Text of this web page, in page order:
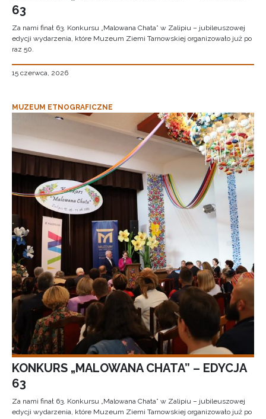
63
Za nami finał 63. Konkursu „Malowana Chata” w Zalipiu – jubileuszowej
edycji wydarzenia, które Muzeum Ziemi Tarnowskiej organizowało już po
raz 50.
15 czerwca, 2026
MUZEUM ETNOGRAFICZNE
KONKURS „MALOWANA CHATA” – EDYCJA
63
Za nami finał 63. Konkursu „Malowana Chata” w Zalipiu – jubileuszowej
edycji wydarzenia, które Muzeum Ziemi Tarnowskiej organizowało już po